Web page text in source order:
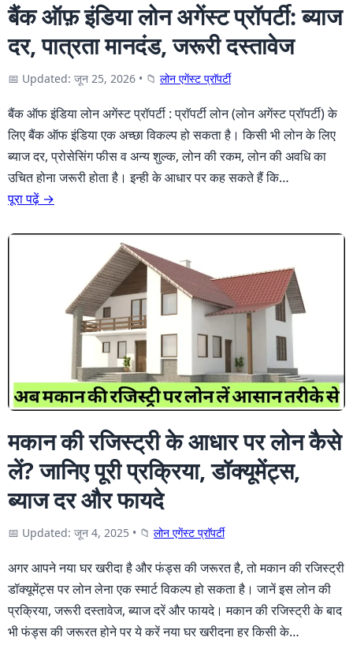
बैंक ऑफ़ इंडिया लोन अगेंस्ट प्रॉपर्टी: ब्याज
दर, पात्रता मानदंड, जरूरी दस्तावेज
📅 Updated: जून 25, 2026 • 📁 लोन एगेंस्ट प्राॅपर्टी
बैंक ऑफ इंडिया लोन अगेंस्ट प्रॉपर्टी : प्राॅपर्टी लोन (लोन अगेंस्ट प्रॉपर्टी) के
लिए बैंक ऑफ इंडिया एक अच्छा विकल्प हो सकता है। किसी भी लोन के लिए
ब्याज दर, प्रोसेसिंग फीस व अन्य शुल्क, लोन की रकम, लोन की अवधि का
उचित होना जरूरी होता है। इन्ही के आधार पर कह सकते हैं कि…
पूरा पढ़ें →
मकान की रजिस्ट्री के आधार पर लोन कैसे
लें? जानिए पूरी प्रक्रिया, डॉक्यूमेंट्स,
ब्याज दर और फायदे
📅 Updated: जून 4, 2025 • 📁 लोन एगेंस्ट प्राॅपर्टी
अगर आपने नया घर खरीदा है और फंड्स की जरूरत है, तो मकान की रजिस्ट्री
डॉक्यूमेंट्स पर लोन लेना एक स्मार्ट विकल्प हो सकता है। जानें इस लोन की
प्रक्रिया, जरूरी दस्तावेज, ब्याज दरें और फायदे। मकान की रजिस्ट्री के बाद
भी फंड्स की जरूरत होने पर ये करें नया घर खरीदना हर किसी के…